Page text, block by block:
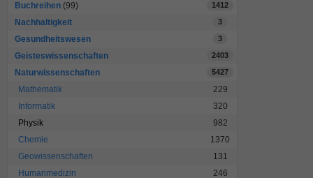
Buchreihen (99) 1412
Nachhaltigkeit 3
Gesundheitswesen 3
Geisteswissenschaften 2403
Naturwissenschaften 5427
Mathematik
229
Informatik
320
Physik
982
Chemie
1370
Geowissenschaften
131
Humanmedizin
246